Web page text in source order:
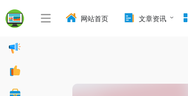
网站首页 文章资讯